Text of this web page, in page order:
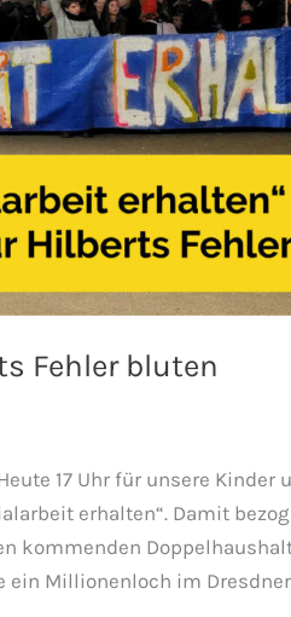
Fehler bluten
17 Uhr für unsere Kinder
erhalten“. Damit
kommenden
Millionenloch im